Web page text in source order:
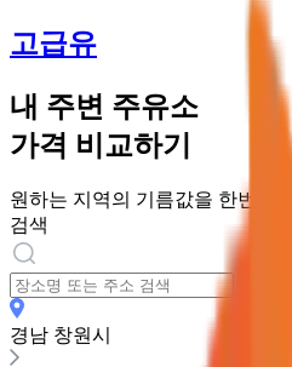
고급유
내 주변 주유소
가격 비교하기
원하는 지역의 기름값을 한번에
검색
경남 창원시